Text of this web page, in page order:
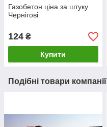
Газобетон ціна за штуку
Чернігові
124 ₴
Купити
Подібні товари компанії